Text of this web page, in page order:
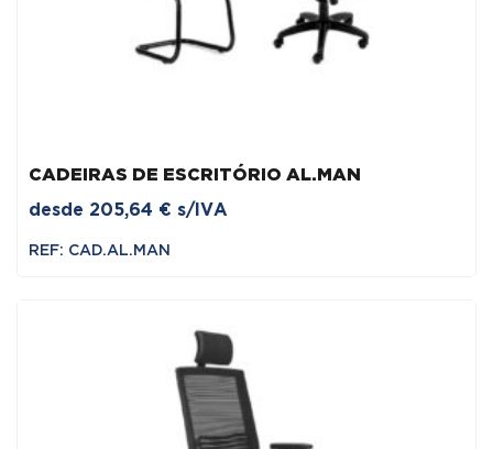
CADEIRAS DE ESCRITÓRIO AL.MAN
desde 205,64 € s/IVA
REF: CAD.AL.MAN